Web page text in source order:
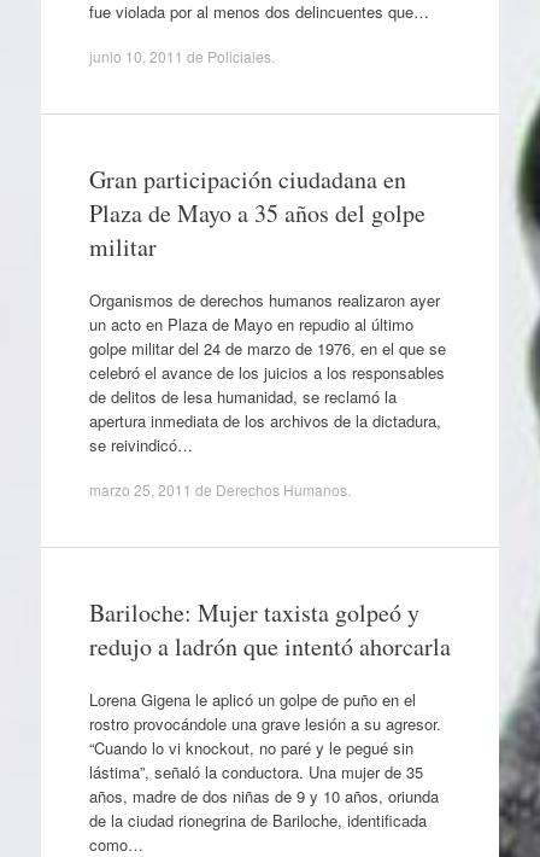
fue violada por al menos dos delincuentes que…
junio 10, 2011 de Policiales.
Gran participación ciudadana en
Plaza de Mayo a 35 años del golpe
militar
Organismos de derechos humanos realizaron ayer
un acto en Plaza de Mayo en repudio al último
golpe militar del 24 de marzo de 1976, en el que se
celebró el avance de los juicios a los responsables
de delitos de lesa humanidad, se reclamó la
apertura inmediata de los archivos de la dictadura,
se reivindicó…
marzo 25, 2011 de Derechos Humanos.
Bariloche: Mujer taxista golpeó y
redujo a ladrón que intentó ahorcarla
Lorena Gigena le aplicó un golpe de puño en el
rostro provocándole una grave lesión a su agresor.
“Cuando lo vi knockout, no paré y le pegué sin
lástima”, señaló la conductora. Una mujer de 35
años, madre de dos niñas de 9 y 10 años, oriunda
de la ciudad rionegrina de Bariloche, identificada
como…